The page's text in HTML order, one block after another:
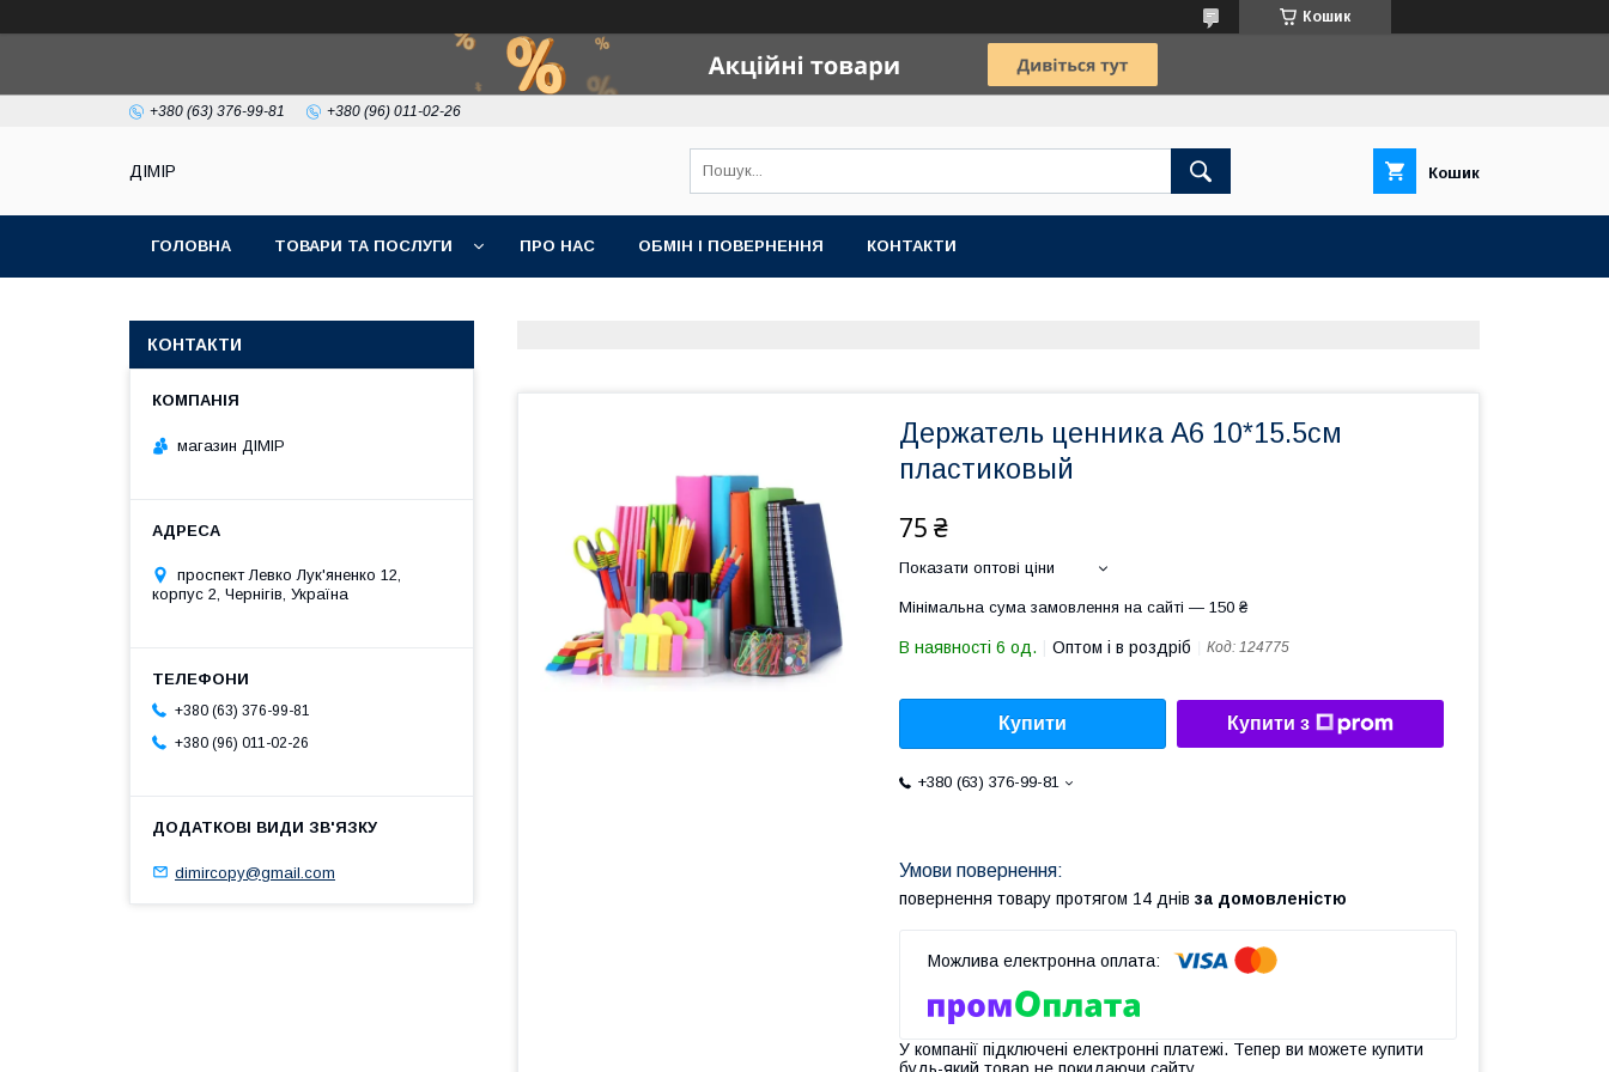
Кошик
+380 (63) 376-99-81 +380 (96) 011-02-26
ДІМІР Кошик
ГОЛОВНА ТОВАРИ ТА ПОСЛУГИ ПРО НАС ОБМІН І ПОВЕРНЕННЯ КОНТАКТИ
Держатель ценника А6 10*15.5см
пластиковый
75 ₴
Показати оптові ціни
Мінімальна сума замовлення на сайті — 150 ₴
В наявності 6 од. Оптом і в роздріб Код: 124775
Купити Купити з
+380 (63) 376-99-81
повернення товару протягом 14 днів за домовленістю
У компанії підключені електронні платежі. Тепер ви можете купити
будь-який товар не покидаючи сайту.
КОНТАКТИ
магазин ДІМІР
проспект Левко Лук'яненко 12,
корпус 2, Чернігів, Україна
+380 (63) 376-99-81
+380 (96) 011-02-26
dimircopy@gmail.com